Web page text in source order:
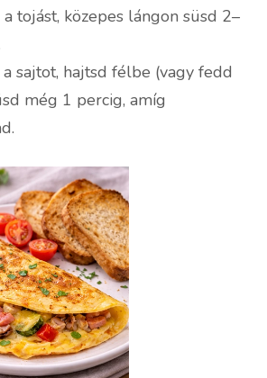
tojást, közepes lángon süsd 2–
sajtot, hajtsd félbe (vagy fedd
még 1 percig, amíg